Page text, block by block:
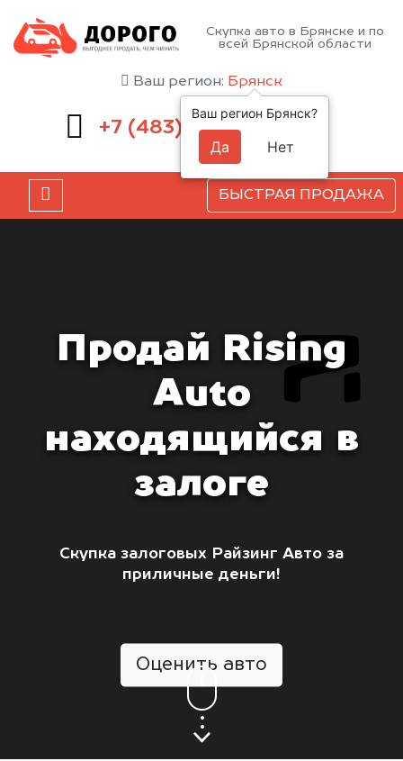
Скупка авто в Брянске и по
всей Брянской области
Ваш регион: Брянск
+7 (483) 232-00-41
БЫСТРАЯ ПРОДАЖА
Продай Rising
Auto
находящийся в
залоге
Скупка залоговых Райзинг Авто за
приличные деньги!
Оценить авто
Ваш регион Брянск?
Да Нет